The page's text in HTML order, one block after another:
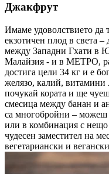
Джакфрут
Имаме удоволствието да
екзотичен плод в света
между Западни Гхати в
Малайзия - и в МЕТРО,
достига цели 34 кг и е
желязо, калий,
почукай кората и ще
смесица между банан и
са многобройни – можеш
или в комбинация с нещо
чудесен заместител на
вегетариански и